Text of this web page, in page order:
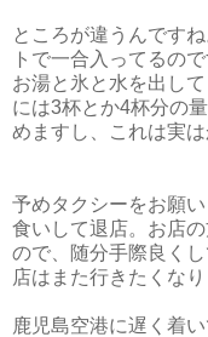
ところが違うんです
トで一合入ってるの
お湯と氷と水を出し
には3杯とか4杯分の
めますし、これは実
予めタクシーをお願
食いして退店。お店
ので、随分手際良く
店はまた行きたくなり
鹿児島空港に遅く着